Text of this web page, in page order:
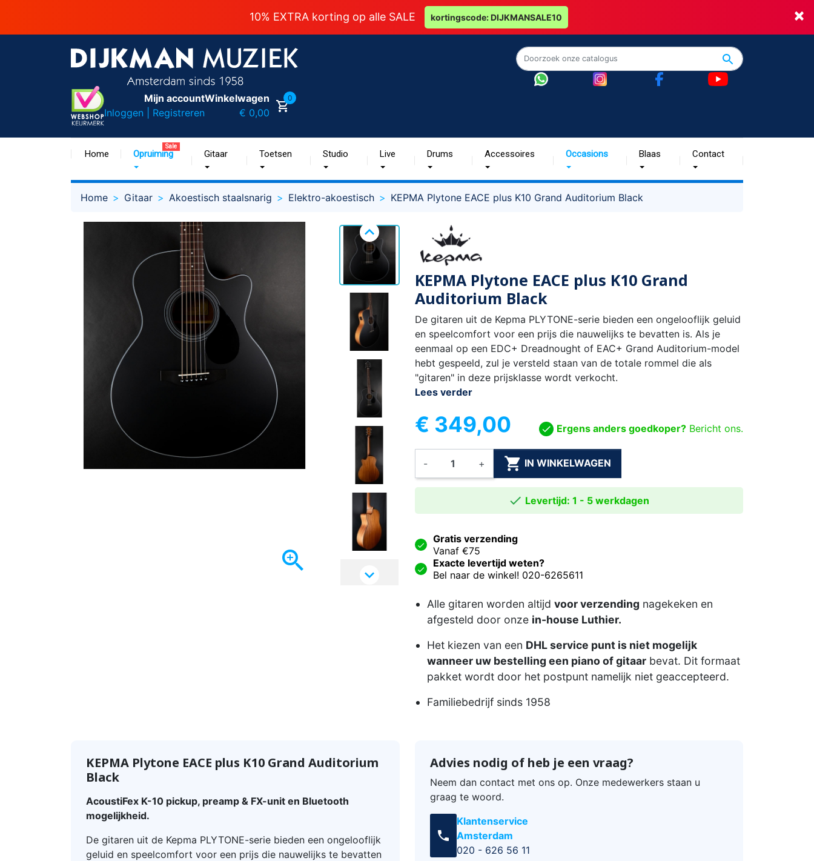
×
10% EXTRA korting op alle SALE kortingscode: DIJKMANSALE10
Mijn account
Inloggen | Registreren
Winkelwagen
€ 0,00
0
Home Opruiming
Sale
Gitaar Toetsen Studio Live Drums Accessoires Occasions Blaas Contact
Home Gitaar Akoestisch staalsnarig Elektro-akoestisch KEPMA Plytone EACE plus K10 Grand Auditorium Black


KEPMA Plytone EACE plus K10 Grand
Auditorium Black
De gitaren uit de Kepma PLYTONE-serie bieden een ongelooflijk geluid
en speelcomfort voor een prijs die nauwelijks te bevatten is. Als je
eenmaal op een EDC+ Dreadnought of EAC+ Grand Auditorium-model
hebt gespeeld, zul je versteld staan van de totale rommel die als
"gitaren" in deze prijsklasse wordt verkocht.
Lees verder
€ 349,00 Ergens anders goedkoper? Bericht ons.
- +  IN WINKELWAGEN
 Levertijd: 1 - 5 werkdagen
Gratis verzending
Vanaf €75
Exacte levertijd weten?
Bel naar de winkel! 020-6265611
Alle gitaren worden altijd voor verzending nagekeken en
afgesteld door onze in-house Luthier.
Het kiezen van een DHL service punt is niet mogelijk
wanneer uw bestelling een piano of gitaarbevat. Dit formaat
pakket wordt door het postpunt namelijk niet geaccepteerd.
Familiebedrijf sinds 1958
KEPMA Plytone EACE plus K10 Grand Auditorium
Black
AcoustiFex K-10 pickup, preamp & FX-unit en Bluetooth
mogelijkheid.
De gitaren uit de Kepma PLYTONE-serie bieden een ongelooflijk
geluid en speelcomfort voor een prijs die nauwelijks te bevatten
Advies nodig of heb je een vraag?
Neem dan contact met ons op. Onze medewerkers staan u
graag te woord.
call
Klantenservice
Amsterdam
020 - 626 56 11